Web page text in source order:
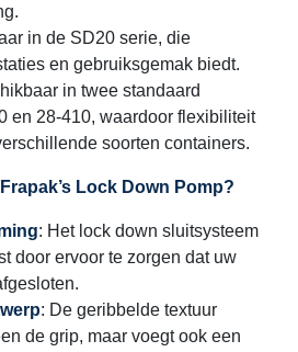
in de SD20 serie, die
en gebruiksgemak biedt.
in twee standaard
en 28-410, waardoor flexibiliteit
soorten containers.
Lock Down Pomp?
: Het lock down sluitsysteem
door ervoor te zorgen dat uw
: De geribbelde textuur
de grip, maar voegt ook een